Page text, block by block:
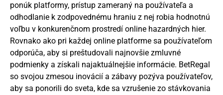
ponúk platformy, prístup zameraný na používateľa a
odhodlanie k zodpovednému hraniu z nej robia hodnotnú
voľbu v konkurenčnom prostredí online hazardných hier.
Rovnako ako pri každej online platforme sa používateľom
odporúča, aby si preštudovali najnovšie zmluvné
podmienky a získali najaktuálnejšie informácie. BetRegal
so svojou zmesou inovácií a zábavy pozýva používateľov,
aby sa ponorili do sveta, kde sa vzrušenie zo stávkovania